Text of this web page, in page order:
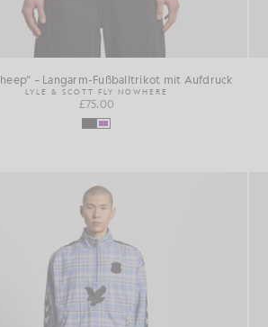
– Langarm-Fußballtrikot mit Aufdruck
LYLE & SCOTT FLY NOWHERE
£75.00